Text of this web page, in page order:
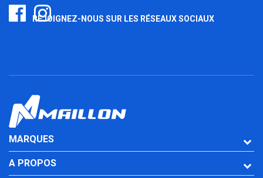
REJOIGNEZ-NOUS SUR LES RÉSEAUX SOCIAUX
MARQUES
A PROPOS